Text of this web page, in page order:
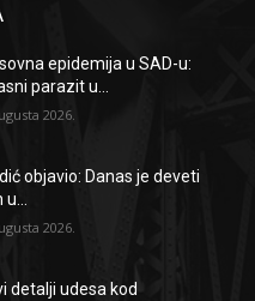
epidemija u SAD-u:
parazit u...
2026.
objavio: Danas je deveti
2026.
detalji udesa kod